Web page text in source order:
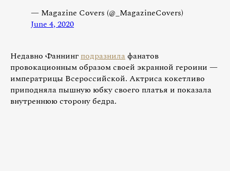
— Magazine Covers (@_MagazineCovers)
June 4, 2020
Недавно Фаннинг подразнилафанатов
провокационным образом своей экранной героини —
императрицы Всероссийской. Актриса кокетливо
приподняла пышную юбку своего платья и показала
внутреннюю сторону бедра.